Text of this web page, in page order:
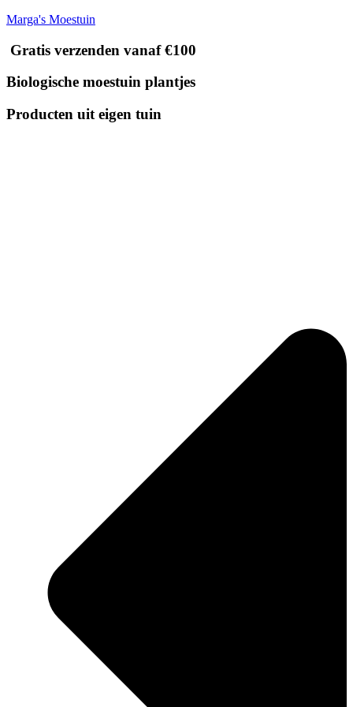
Marga's Moestuin
Gratis verzenden vanaf €100
Biologische moestuin plantjes
Producten uit eigen tuin